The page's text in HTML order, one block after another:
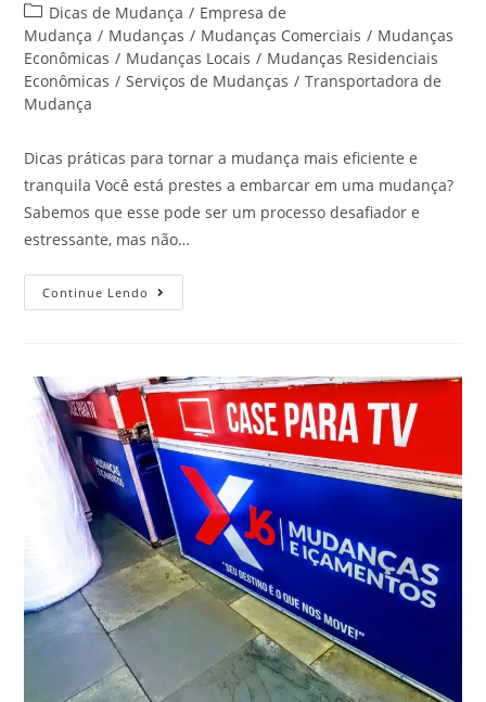
Dicas de Mudança / Empresa de
Mudança / Mudanças / Mudanças Comerciais / Mudanças
Econômicas / Mudanças Locais / Mudanças Residenciais
Econômicas / Serviços de Mudanças / Transportadora de
Mudança
Dicas práticas para tornar a mudança mais eficiente e
tranquila Você está prestes a embarcar em uma mudança?
Sabemos que esse pode ser um processo desafiador e
estressante, mas não…
Continue Lendo